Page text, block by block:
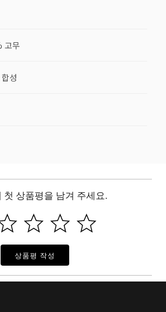
고무
성
첫 상품평을 남겨 주세요.
상품평 작성